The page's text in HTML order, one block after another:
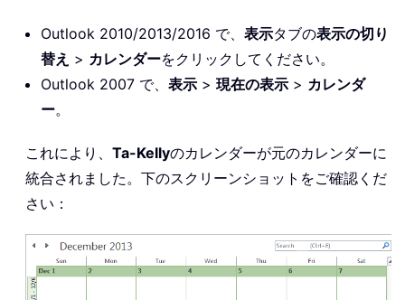
Outlook 2010/2013/2016 で、 表示タブの表示の切り
替え > カレンダーをクリックしてください。
Outlook 2007 で、 表示 > 現在の表示 > カレンダ
ー。
これにより、 Ta-Kellyのカレンダーが元のカレンダーに
統合されました。下のスクリーンショットをご確認くだ
さい：